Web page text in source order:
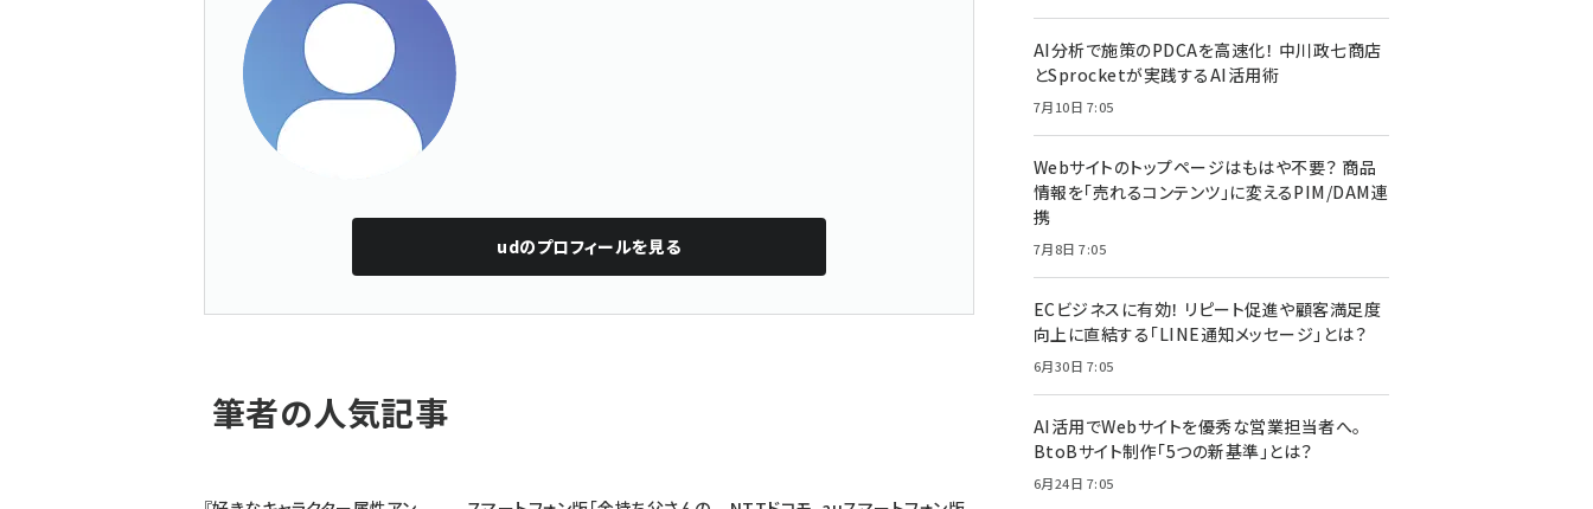
udのプロフィールを見る
筆者の人気記事
AI分析で施策のPDCAを高速化！ 中川政七商店
とSprocketが実践するAI活用術
7月10日 7:05
Webサイトのトップページはもはや不要？ 商品
情報を「売れるコンテンツ」に変えるPIM/DAM連
携
7月8日 7:05
ECビジネスに有効！ リピート促進や顧客満足度
向上に直結する「LINE通知メッセージ」とは？
6月30日 7:05
AI活用でWebサイトを優秀な営業担当者へ。
BtoBサイト制作「5つの新基準」とは？
6月24日 7:05